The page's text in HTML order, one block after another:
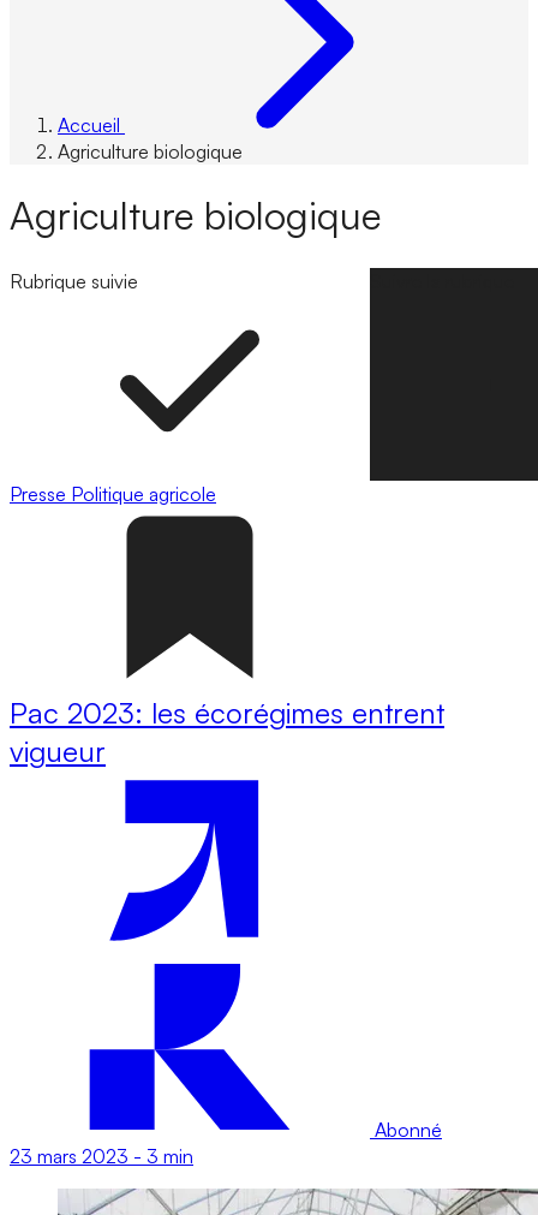
Accueil
Agriculture biologique
Agriculture biologique
Rubrique suivie
Presse Politique agricole
Pac 2023: les écorégimes entrent
vigueur
Abonné
23 mars 2023 - 3 min